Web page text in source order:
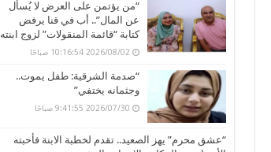
“من يؤتمن على العرض لا يُسأل
عن المال”.. أب في قنا يرفض
كتابة “قائمة المنقولات” لزوج ابنته
2026/08/02 10:16:54 صباحًا
“صدمة الشرقية: طفل يموت..
وجثمانه يختفي”
2026/07/30 9:41:55 صباحًا
“عشق محرم” يهز الصعيد.. تقدم لخطبة الابنة فأحبته